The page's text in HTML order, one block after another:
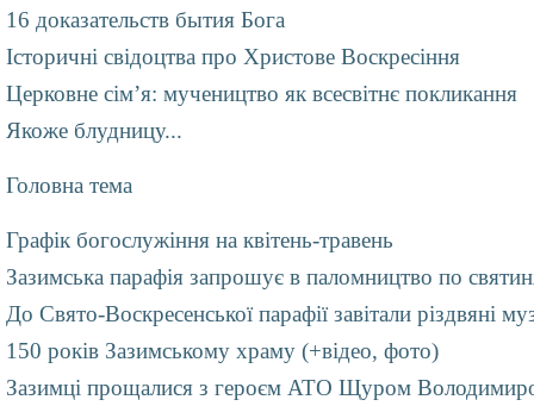
16 доказательств бытия Бога
Історичні свідоцтва про Христове Воскресіння
Церковне сім’я: мучеництво як всесвітнє покликання
Якоже блудницу...
Головна тема
Графік богослужіння на квітень-травень
Зазимська парафія запрошує в паломництво по
До Свято-Воскресенської парафії завітали різдвяні
150 років Зазимському храму (+відео, фото)
Зазимці прощалися з героєм АТО Щуром